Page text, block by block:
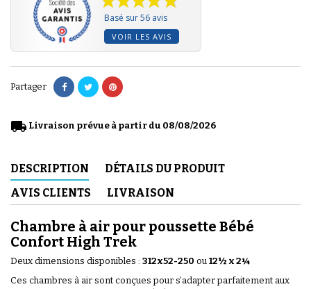
Basé sur 56 avis
VOIR LES AVIS
Partager
local_shipping Livraison prévue à partir du 08/08/2026
DESCRIPTION
DÉTAILS DU PRODUIT
AVIS CLIENTS
LIVRAISON
Chambre à air pour poussette Bébé
Confort High Trek
Deux dimensions disponibles : 312x52-250 ou 12½ x 2¼
Ces chambres à air sont conçues pour s’adapter parfaitement aux